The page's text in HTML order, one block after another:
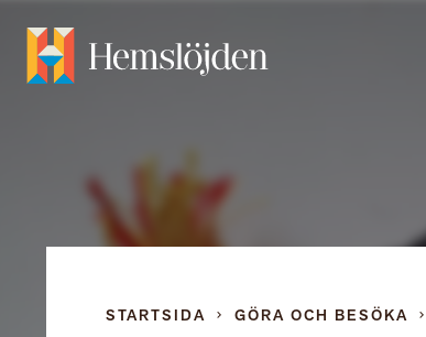
STARTSIDA GÖRA OCH BESÖKA